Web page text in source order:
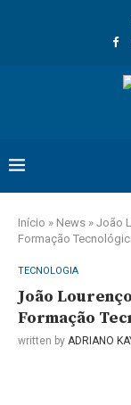
Início » News » João
Formação
TECNOLOGIA
João
Formação
written by ADRIANO